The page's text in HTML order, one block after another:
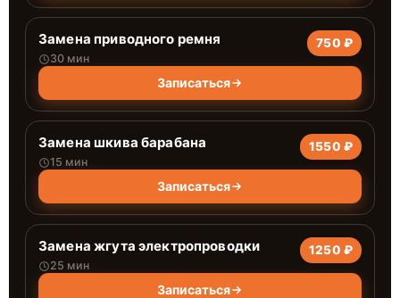
Замена приводного ремня
30 мин
750 ₽
Записаться
Замена шкива барабана
15 мин
1550 ₽
Записаться
Замена жгута электропроводки
25 мин
1250 ₽
Записаться